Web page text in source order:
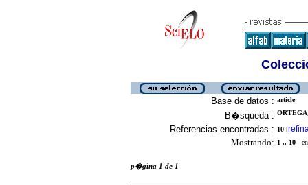
Base de datos : article
B�squeda :
Referencias encontradas : 10 [
Mostrando: 1 .. 10 en
p�gina 1 de 1